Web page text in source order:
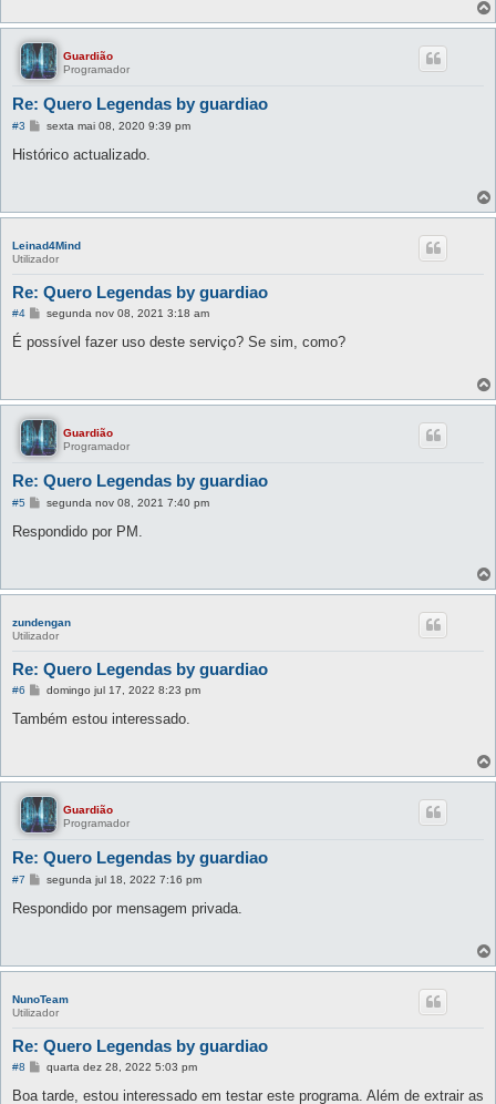
Guardião
Programador
Re: Quero Legendas by guardiao
#3
M
n
m
sexta mai 08, 2020 9:39 pm
Histórico actualizado.
Leinad4Mind
Utilizador
Re: Quero Legendas by guardiao
#4
M
n
m
segunda nov 08, 2021 3:18 am
É possível fazer uso deste serviço? Se sim, como?
Guardião
Programador
Re: Quero Legendas by guardiao
#5
M
n
m
segunda nov 08, 2021 7:40 pm
Respondido por PM.
zundengan
Utilizador
Re: Quero Legendas by guardiao
#6
M
n
m
domingo jul 17, 2022 8:23 pm
Também estou interessado.
Guardião
Programador
Re: Quero Legendas by guardiao
#7
M
n
m
segunda jul 18, 2022 7:16 pm
Respondido por mensagem privada.
NunoTeam
Utilizador
Re: Quero Legendas by guardiao
#8
M
n
quarta dez 28, 2022 5:03 pm
Boa tarde, estou interessado em testar este programa. Além de extrair as